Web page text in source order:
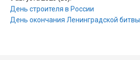
День строителя в России
День окончания Ленинградской битвы